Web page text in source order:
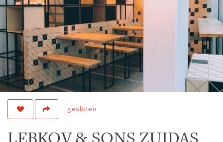
Restaurants
Bars
Hotels
Shops
Live
Work
gesloten